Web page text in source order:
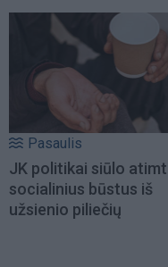
Pasaulis
JK politikai siūlo
socialinius būstus iš
užsienio piliečių